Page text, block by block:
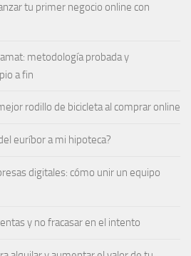
tu primer negocio online con
metodología probada y
a fin
rodillo de bicicleta al comprar online
euríbor a mi hipoteca?
digitales: cómo unir un equipo
y no fracasar en el intento